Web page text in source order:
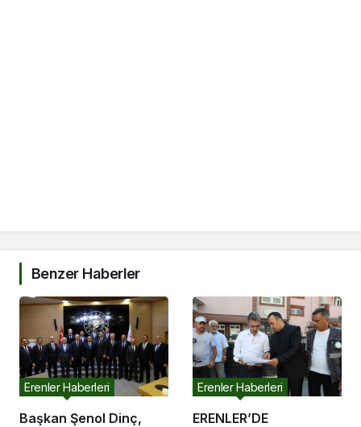
Benzer Haberler
Başkan Şenol Dinç,
Erenler Haberleri
ERENLER’DE
Erenler Haberleri